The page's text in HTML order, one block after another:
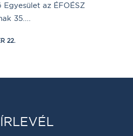
Egyesület az ÉFOÉSZ
35....
22.